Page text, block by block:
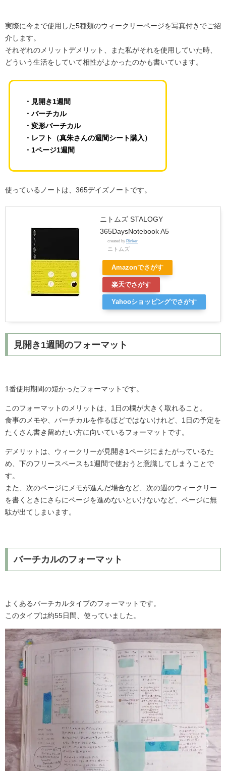
実際に今まで使用した5種類のウィークリーページを写真付きでご紹
介します。
それぞれのメリットデメリット、また私がそれを使用していた時、
どういう生活をしていて相性がよかったのかも書いています。
・見開き1週間
・バーチカル
・変形バーチカル
・レフト（真朱さんの週間シート購入）
・1ページ1週間
使っているノートは、365デイズノートです。
ニトムズ STALOGY
365DaysNotebook A5
created by Rinker
ニトムズ
Amazonでさがす
楽天でさがす
Yahooショッピングでさがす
見開き1週間のフォーマット
1番使用期間の短かったフォーマットです。
このフォーマットのメリットは、1日の欄が大きく取れること。
食事のメモや、バーチカルを作るほどではないけれど、1日の予定を
たくさん書き留めたい方に向いているフォーマットです。
デメリットは、ウィークリーが見開き1ページにまたがっているた
め、下のフリースペースも1週間で使おうと意識してしまうことで
す。
また、次のページにメモが進んだ場合など、次の週のウィークリー
を書くときにさらにページを進めないといけないなど、ページに無
駄が出てしまいます。
バーチカルのフォーマット
よくあるバーチカルタイプのフォーマットです。
このタイプは約55日間、使っていました。